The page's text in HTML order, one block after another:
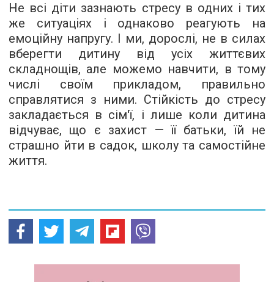
Не всі діти зазнають стресу в одних і тих
же ситуаціях і однаково реагують на
емоційну напругу. І ми, дорослі, не в силах
вберегти дитину від усіх життєвих
складнощів, але можемо навчити, в тому
числі своїм прикладом, правильно
справлятися з ними. Стійкість до стресу
закладається в сім'ї, і лише коли дитина
відчуває, що є захист — її батьки, їй не
страшно йти в садок, школу та самостійне
життя.